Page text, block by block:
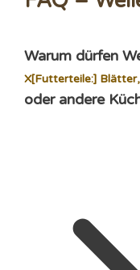
Warum dürfen
X[Futterteile:]
oder andere